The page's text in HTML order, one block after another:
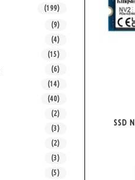
SSD
(199)
(9)
(4)
(15)
(6)
(14)
(40)
(2)
(3)
(2)
(3)
(5)